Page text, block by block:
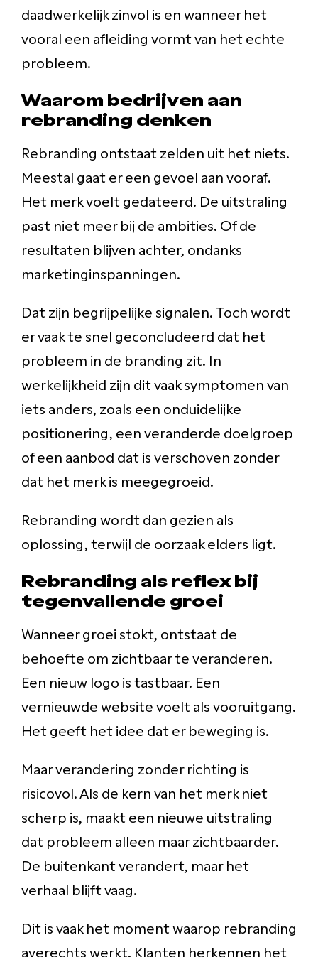
daadwerkelijk zinvol is en wanneer het
vooral een afleiding vormt van het echte
probleem.
Waarom bedrijven aan
rebranding denken
Rebranding ontstaat zelden uit het niets.
Meestal gaat er een gevoel aan vooraf.
Het merk voelt gedateerd. De uitstraling
past niet meer bij de ambities. Of de
resultaten blijven achter, ondanks
marketinginspanningen.
Dat zijn begrijpelijke signalen. Toch wordt
er vaak te snel geconcludeerd dat het
probleem in de branding zit. In
werkelijkheid zijn dit vaak symptomen van
iets anders, zoals een onduidelijke
positionering, een veranderde doelgroep
of een aanbod dat is verschoven zonder
dat het merk is meegegroeid.
Rebranding wordt dan gezien als
oplossing, terwijl de oorzaak elders ligt.
Rebranding als reflex bij
tegenvallende groei
Wanneer groei stokt, ontstaat de
behoefte om zichtbaar te veranderen.
Een nieuw logo is tastbaar. Een
vernieuwde website voelt als vooruitgang.
Het geeft het idee dat er beweging is.
Maar verandering zonder richting is
risicovol. Als de kern van het merk niet
scherp is, maakt een nieuwe uitstraling
dat probleem alleen maar zichtbaarder.
De buitenkant verandert, maar het
verhaal blijft vaag.
Dit is vaak het moment waarop rebranding
averechts werkt. Klanten herkennen het